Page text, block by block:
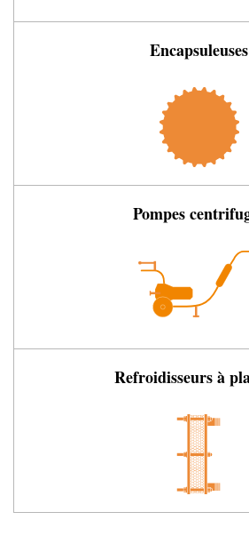
Encapsuleuses
Pompes
Refroidisseurs à